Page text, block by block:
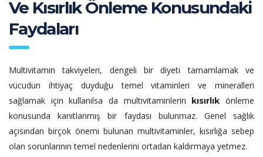
Ve Kısırlık Önleme Konusundaki
Faydaları
Multivitamin takviyeleri, dengeli bir diyeti tamamlamak ve
vücudun ihtiyaç duyduğu temel vitaminleri ve mineralleri
sağlamak için kullanılsa da multivitaminlerin kısırlık önleme
konusunda kanıtlanmış bir faydası bulunmaz. Genel sağlık
açısından birçok önemi bulunan multivitaminler, kısırlığa sebep
olan sorunlarının temel nedenlerini ortadan kaldırmaya yetmez.